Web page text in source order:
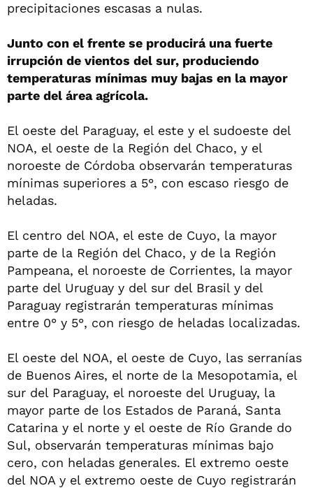
precipitaciones escasas a nulas.
Junto con el frente se producirá una fuerte
irrupción de vientos del sur, produciendo
temperaturas mínimas muy bajas en la mayor
parte del área agrícola.
El oeste del Paraguay, el este y el sudoeste del
NOA, el oeste de la Región del Chaco, y el
noroeste de Córdoba observarán temperaturas
mínimas superiores a 5°, con escaso riesgo de
heladas.
El centro del NOA, el este de Cuyo, la mayor
parte de la Región del Chaco, y de la Región
Pampeana, el noroeste de Corrientes, la mayor
parte del Uruguay y del sur del Brasil y del
Paraguay registrarán temperaturas mínimas
entre 0° y 5°, con riesgo de heladas localizadas.
El oeste del NOA, el oeste de Cuyo, las serranías
de Buenos Aires, el norte de la Mesopotamia, el
sur del Paraguay, el noroeste del Uruguay, la
mayor parte de los Estados de Paraná, Santa
Catarina y el norte y el oeste de Río Grande do
Sul, observarán temperaturas mínimas bajo
cero, con heladas generales. El extremo oeste
del NOA y el extremo oeste de Cuyo registrarán